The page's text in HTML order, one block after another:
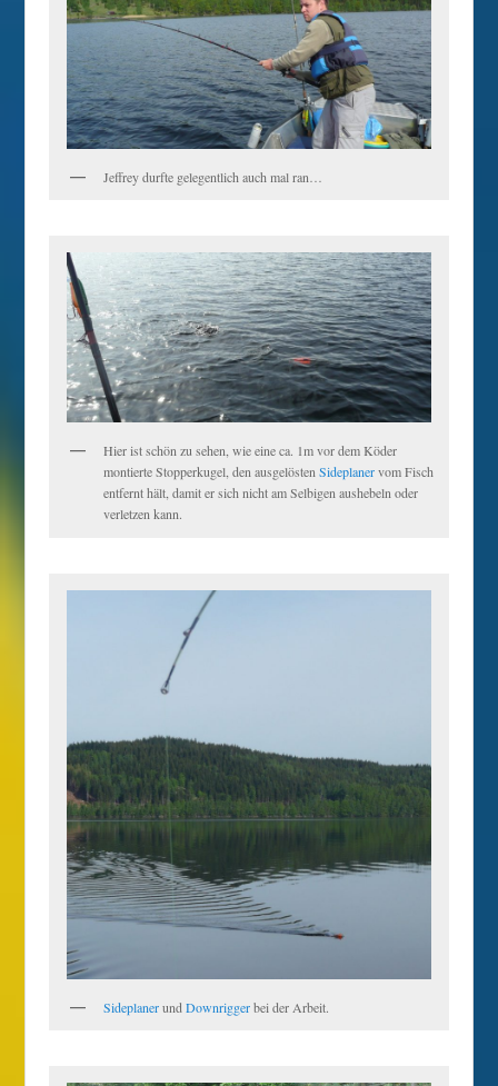
Jeffrey durfte gelegentlich auch mal ran…
Hier ist schön zu sehen, wie eine ca. 1m vor dem Köder
montierte Stopperkugel, den ausgelöstenSideplanervom Fisch
entfernt hält, damit er sich nicht am Selbigen aushebeln oder
verletzen kann.
Sideplanerund Downriggerbei der Arbeit.